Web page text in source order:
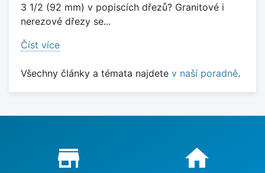
3 1/2 (92 mm) v popiscích dřezů? Granitové i
nerezové dřezy se...
Číst více
Všechny články a témata najdete v naší poradně.
Proč nakupovat u nás?
store_mall_directory home